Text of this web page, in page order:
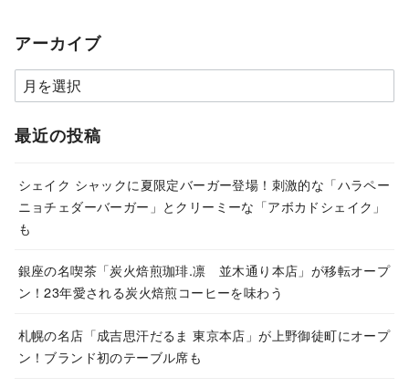
アーカイブ
ア
ー
カ
ブ
最近の投稿
シェイク シャックに夏限定バーガー登場！刺激的な「ハラペー
ニョチェダーバーガー」とクリーミーな「アボカドシェイク」
も
銀座の名喫茶「炭火焙煎珈琲.凛 並木通り本店」が移転オープ
ン！23年愛される炭火焙煎コーヒーを味わう
札幌の名店「成吉思汗だるま 東京本店」が上野御徒町にオープ
ン！ブランド初のテーブル席も